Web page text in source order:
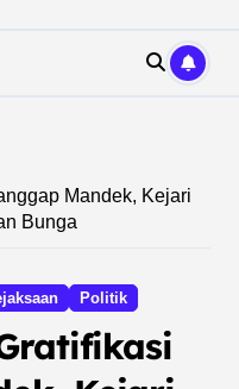
Mandek, Kejari
Bunga
Politik